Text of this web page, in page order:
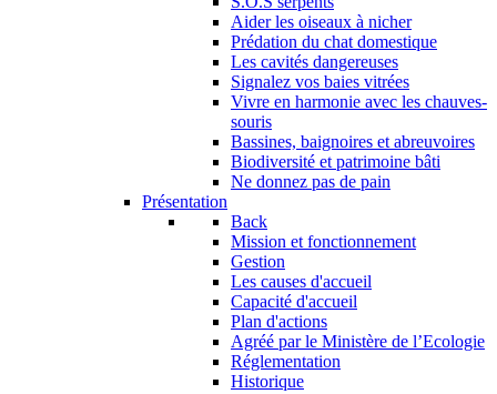
Aider les oiseaux à nicher
Prédation du chat domestique
Les cavités dangereuses
Signalez vos baies vitrées
Vivre en harmonie avec les chauves-
souris
Bassines, baignoires et abreuvoires
Biodiversité et patrimoine bâti
Ne donnez pas de pain
Présentation
Back
Mission et fonctionnement
Gestion
Les causes d'accueil
Capacité d'accueil
Plan d'actions
Agréé par le Ministère de l’Ecologie
Réglementation
Historique